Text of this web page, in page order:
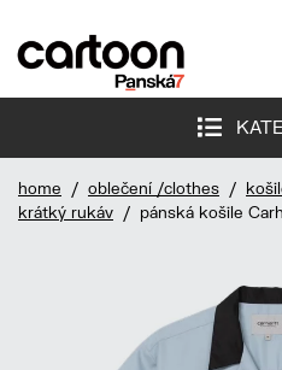
home / oblečení /clothes /
krátký rukáv / pánská košile